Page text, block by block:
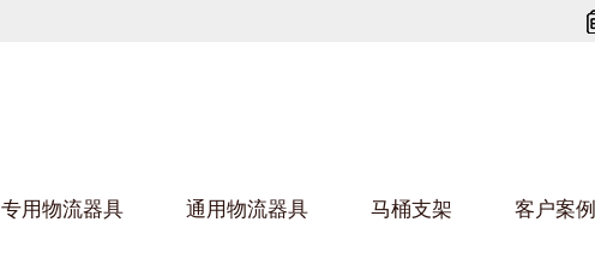
专用物流器具 通用物流器具 马桶支架 客户案例